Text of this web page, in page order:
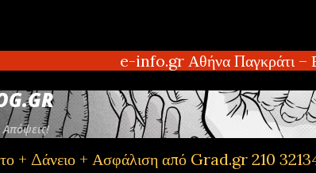
e-info.gr Αθήνα Παγκράτι –
Απόψεις!
+ Δάνειο + Ασφάλιση από Grad.gr 210